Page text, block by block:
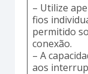
– Utilize
fios
permitido
conexão.
– A
aos